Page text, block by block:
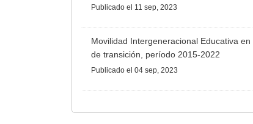
Publicado el 11 sep, 2023
Movilidad Intergeneracional Educativa
de transición, período 2015-2022
Publicado el 04 sep, 2023